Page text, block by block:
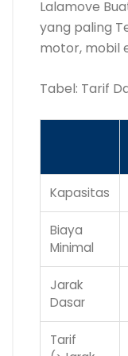
Lalamove
yang paling
motor, mobil
Tabel: Tarif
Kapasitas
Biaya
Minimal
Jarak
Dasar
Tarif